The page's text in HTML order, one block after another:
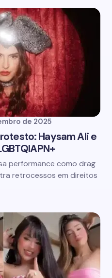
de 2025
Haysam Ali e
performance como drag
retrocessos em direitos